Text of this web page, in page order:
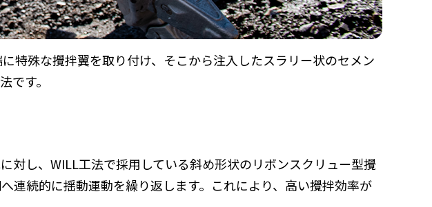
特殊な攪拌翼を取り付け、そこから注入したスラリー状のセメン
です。
対し、WILL工法で採用している斜め形状のリボンスクリュー型攪
連続的に揺動運動を繰り返します。これにより、高い攪拌効率が